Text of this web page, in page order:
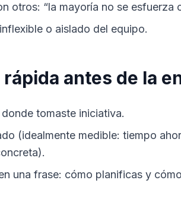
otros: “la mayoría no se esfuerza
o aislado del equipo.
antes de la
donde tomaste iniciativa.
(idealmente medible: tiempo
una frase: cómo planificas y